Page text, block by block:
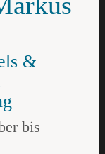
&
bis